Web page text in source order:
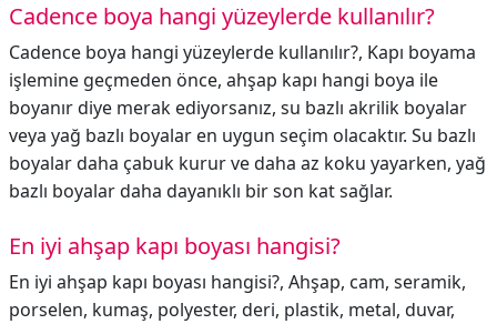
Cadence boya hangi yüzeylerde kullanılır?
Cadence boya hangi yüzeylerde kullanılır?, Kapı boyama
işlemine geçmeden önce, ahşap kapı hangi boya ile
boyanır diye merak ediyorsanız, su bazlı akrilik boyalar
veya yağ bazlı boyalar en uygun seçim olacaktır. Su bazlı
boyalar daha çabuk kurur ve daha az koku yayarken, yağ
bazlı boyalar daha dayanıklı bir son kat sağlar.
En iyi ahşap kapı boyası hangisi?
En iyi ahşap kapı boyası hangisi?, Ahşap, cam, seramik,
porselen, kumaş, polyester, deri, plastik, metal, duvar,